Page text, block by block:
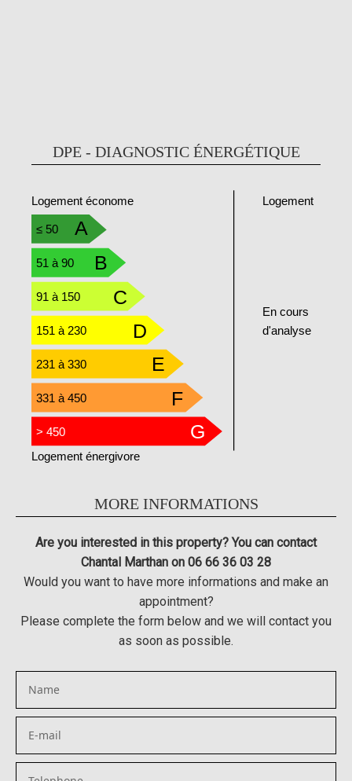
DPE - DIAGNOSTIC ÉNERGÉTIQUE
A
B
C
D
E
F
G
Logement économe Logement
Logement énergivore
≤ 50
51 à 90
91 à 150
151 à 230
231 à 330
331 à 450
> 450
En cours
d'analyse
MORE INFORMATIONS
Are you interested in this property? You can contact
Chantal Marthan on 06 66 36 03 28
Would you want to have more informations and make an
appointment?
Please complete the form below and we will contact you
as soon as possible.